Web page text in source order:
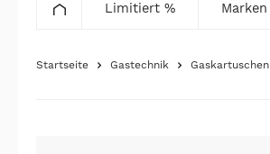
Limitiert % Marken
Startseite Gastechnik Gaskartuschen